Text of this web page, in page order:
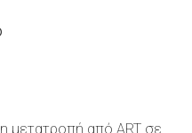
μετατροπή από ART σε